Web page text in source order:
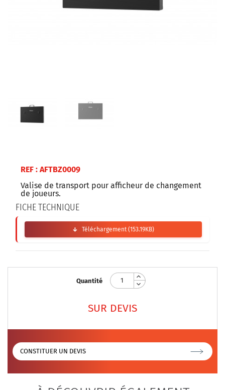
REF : AFTBZ0009
Valise de transport pour afficheur de changement
de joueurs.
FICHE TECHNIQUE
Téléchargement (153.19KB)
Quantité
SUR DEVIS
CONSTITUER UN DEVIS